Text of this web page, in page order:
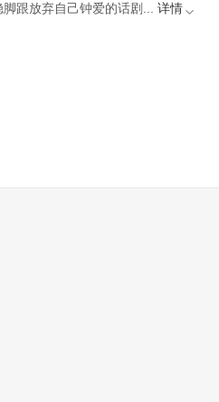
跟放弃自己钟爱的话剧...
详情